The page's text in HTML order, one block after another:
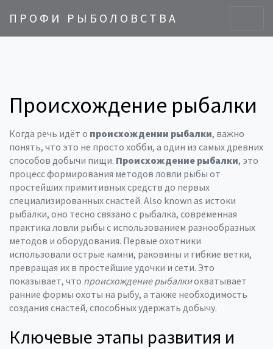
ПРОФИ РЫБОЛОВСТВА
Происхождение рыбалки
Когда речь идёт о происхождении рыбалки, важно
понять, что это не просто хобби, а один из самых древних
способов добычи пищи. Происхождение рыбалки, это
процесс формирования методов ловли рыбы от
простейших примитивных средств до первых
специализированных снастей. Also known as истоки
рыбалки, оно тесно связано с рыбалка, современная
практика ловли рыбы с использованием разнообразных
методов и оборудования. Первые охотники
использовали острые камни, раковины и гибкие ветки,
превращая их в простейшие удочки и сети. Это
показывает, что происхождение рыбалкиохватывает
ранние формы охоты на рыбу, а также необходимость
создания снастей, способных удержать добычу.
Ключевые этапы развития и